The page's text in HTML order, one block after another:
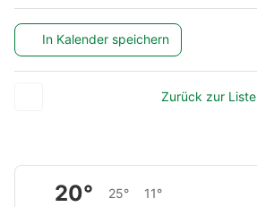
In Kalender speichern
Zurück zur Liste
20° 25° 11°